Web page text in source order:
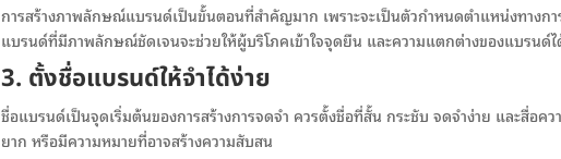
การสร้างภาพลักษณ์แบรนด์เป็นขั้นตอนที่สำคัญมาก เพราะจะเป็นตัวกำหนดตำแหน่งทางกา
แบรนด์ที่มีภาพลักษณ์ชัดเจนจะช่วยให้ผู้บริโภคเข้าใจจุดยืน และความแตกต่างของแบรนด์
3. ตั้งชื่อแบรนด์ให้จำได้ง่าย
ชื่อแบรนด์เป็นจุดเริ่มต้นของการสร้างการจดจำ ควรตั้งชื่อที่สั้น กระชับ จดจำง่าย และสื่อค
ยาก หรือมีความหมายที่อาจสร้างความสับสน